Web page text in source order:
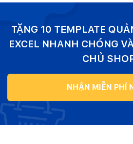
TẶNG 10 TEMPLATE
EXCEL NHANH CHÓNG
CHỦ
NHẬN MIỄN PHÍ